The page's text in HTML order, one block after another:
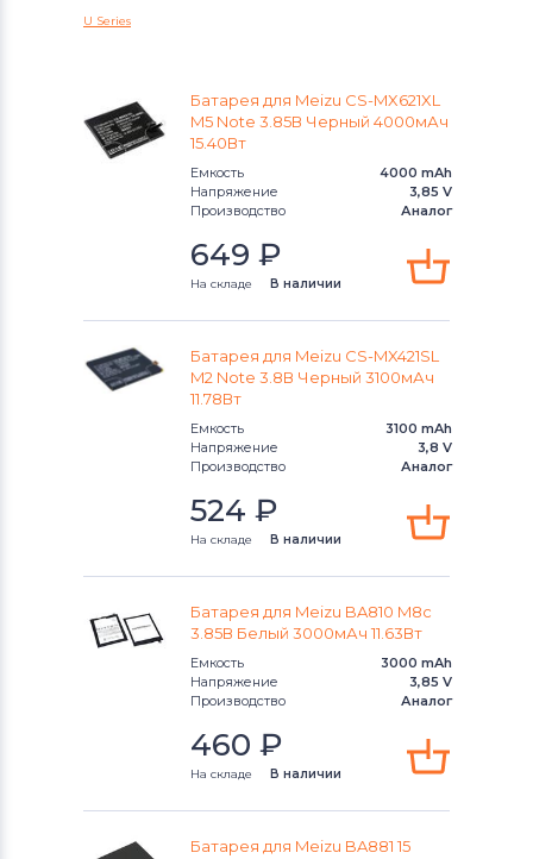
Micromax
OPPO
Аккумуляторы для смартфонов
Аккумуляторы для смартфонов
Аккумуляторы для смартфонов
Аккумуляторы для смартфонов
Zopo
Аккумуляторы для смартфонов
Аккумуляторы для смартфонов
Аккумуляторы для смартфонов
Аккумуляторы для радиостанций
Аккумуляторы для смартфоновUMI
U Series
Батарея для Meizu CS-MX621XL
M5 Note 3.85В Черный 4000мАч
15.40Вт
Емкость
4000 mAh
Напряжение
3,85 V
Производство
Аналог
649 ₽
На складе В наличии
Батарея для Meizu CS-MX421SL
M2 Note 3.8В Черный 3100мАч
11.78Вт
Емкость
3100 mAh
Напряжение
3,8 V
Производство
Аналог
524 ₽
На складе В наличии
Батарея для Meizu BA810 M8c
3.85В Белый 3000мАч 11.63Вт
Емкость
3000 mAh
Напряжение
3,85 V
Производство
Аналог
460 ₽
На складе В наличии
Батарея для Meizu BA881 15